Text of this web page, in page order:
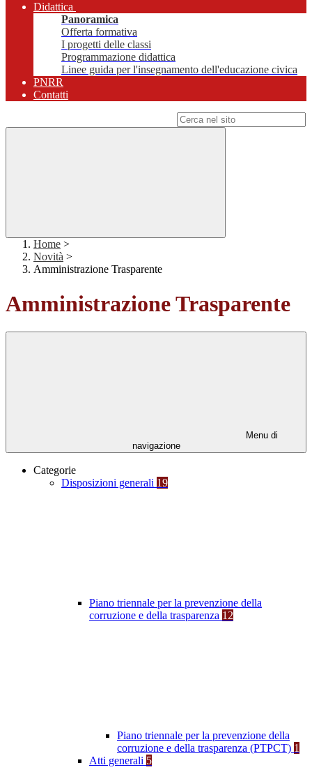
Didattica
Panoramica
Offerta formativa
I progetti delle classi
Programmazione didattica
Linee guida per l'insegnamento dell'educazione civica
PNRR
Contatti
Home >
Novità >
Amministrazione Trasparente
Amministrazione Trasparente
Menu di
navigazione
Categorie
Disposizioni generali 19
Piano triennale per la prevenzione della
corruzione e della trasparenza 12
Piano triennale per la prevenzione della
corruzione e della trasparenza (PTPCT) 1
Atti generali 5